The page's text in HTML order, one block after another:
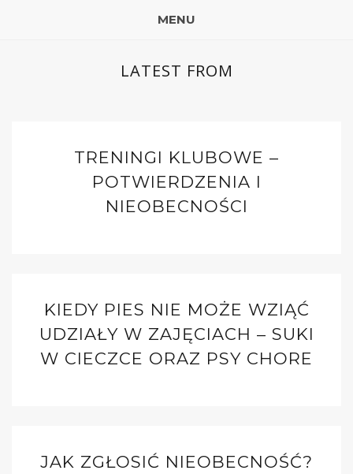
MENU
LATEST FROM
TRENINGI KLUBOWE –
POTWIERDZENIA I
NIEOBECNOŚCI
KIEDY PIES NIE MOŻE WZIĄĆ
UDZIAŁY W ZAJĘCIACH – SUKI
W CIECZCE ORAZ PSY CHORE
JAK ZGŁOSIĆ NIEOBECNOŚĆ?